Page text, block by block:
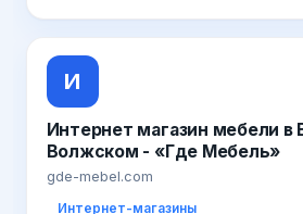
И
Интернет магазин мебели в
Волжском - «Где Мебель»
gde-mebel.com
Интернет-магазины